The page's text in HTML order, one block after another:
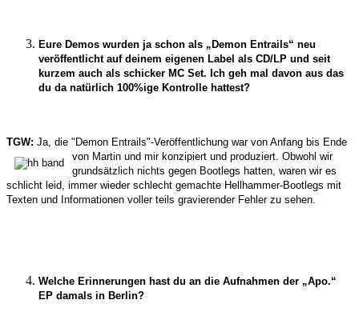
Eure Demos wurden ja schon als „Demon Entrails“ neu
veröffentlicht auf deinem eigenen Label als CD/LP und seit
kurzem auch als schicker MC Set. Ich geh mal davon aus das
du da natürlich 100%ige Kontrolle hattest?
TGW: Ja, die "Demon Entrails"-Veröffentlichung war von Anfang bis Ende
von Martin und mir konzipiert und produziert. Obwohl wir
grundsätzlich nichts gegen Bootlegs hatten, waren wir es
schlicht leid, immer wieder schlecht gemachte Hellhammer-Bootlegs mit
Texten und Informationen voller teils gravierender Fehler zu sehen.
Welche Erinnerungen hast du an die Aufnahmen der „Apo.“
EP damals in Berlin?